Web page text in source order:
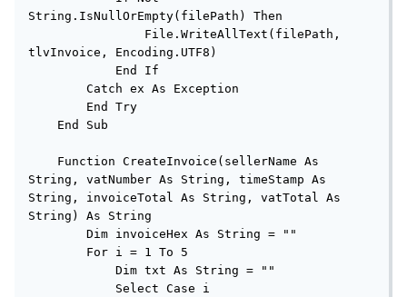
String.IsNullOrEmpty(filePath) Then
                File.WriteAllText(filePath,
tlvInvoice, Encoding.UTF8)
            End If
        Catch ex As Exception
        End Try
    End Sub
    Function CreateInvoice(sellerName As
String, vatNumber As String, timeStamp As
String, invoiceTotal As String, vatTotal As
String) As String
        Dim invoiceHex As String = ""
        For i = 1 To 5
            Dim txt As String = ""
            Select Case i